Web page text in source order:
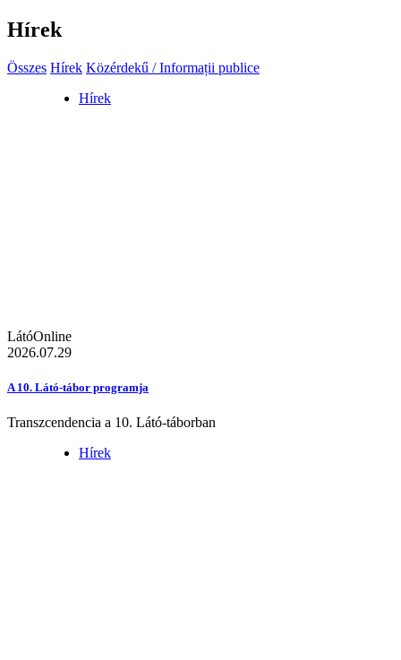
Hírek
Összes Hírek Közérdekű / Informații publice
Hírek
LátóOnline
2026.07.29
A 10. Látó-tábor programja
Transzcendencia a 10. Látó-táborban
Hírek